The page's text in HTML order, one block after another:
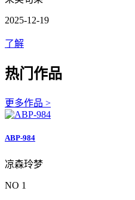
2025-12-19
了解
热门作品
更多作品 >
ABP-984
凉森玲梦
NO 1